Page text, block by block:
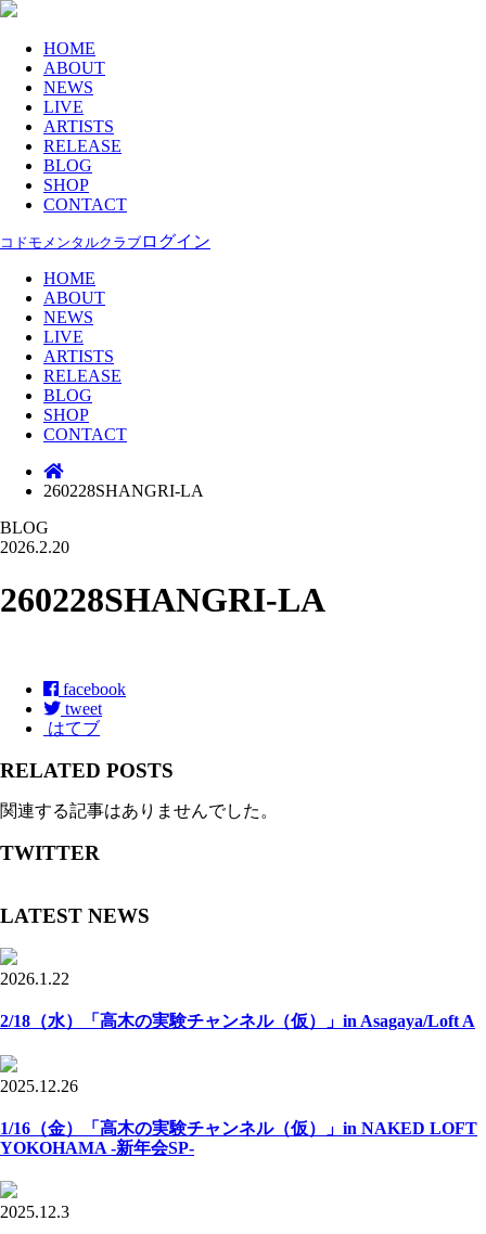
HOME
ABOUT
NEWS
LIVE
ARTISTS
RELEASE
BLOG
SHOP
CONTACT
コドモメンタルクラブ ログイン
HOME
ABOUT
NEWS
LIVE
ARTISTS
RELEASE
BLOG
SHOP
CONTACT
260228SHANGRI-LA
BLOG
2026.2.20
260228SHANGRI-LA
facebook
tweet
はてブ
RELATED POSTS
関連する記事はありませんでした。
TWITTER
LATEST NEWS
2026.1.22
2/18（水）「高木の実験チャンネル（仮）」in Asagaya/Loft A
2025.12.26
1/16（金）「高木の実験チャンネル（仮）」in NAKED LOFT
YOKOHAMA -新年会SP-
2025.12.3